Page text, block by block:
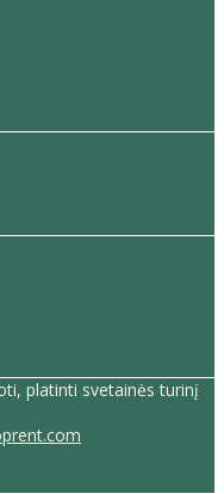
platinti svetainės turinį